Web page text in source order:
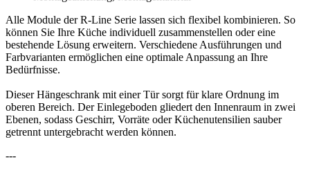
Alle Module der R-Line Serie lassen sich flexibel kombinieren. So
können Sie Ihre Küche individuell zusammenstellen oder eine
bestehende Lösung erweitern. Verschiedene Ausführungen und
Farbvarianten ermöglichen eine optimale Anpassung an Ihre
Bedürfnisse.
Dieser Hängeschrank mit einer Tür sorgt für klare Ordnung im
oberen Bereich. Der Einlegeboden gliedert den Innenraum in zwei
Ebenen, sodass Geschirr, Vorräte oder Küchenutensilien sauber
getrennt untergebracht werden können.
---